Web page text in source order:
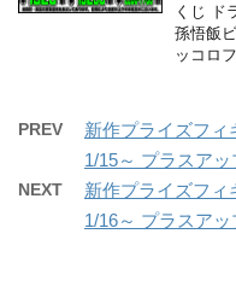
くじ ド
孫悟飯
ッコロ
PREV
新作プライズフィ
1/15～ プラスア
NEXT
新作プライズフィ
1/16～ プラスア